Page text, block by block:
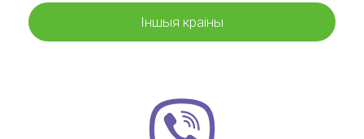
Іншыя краіны